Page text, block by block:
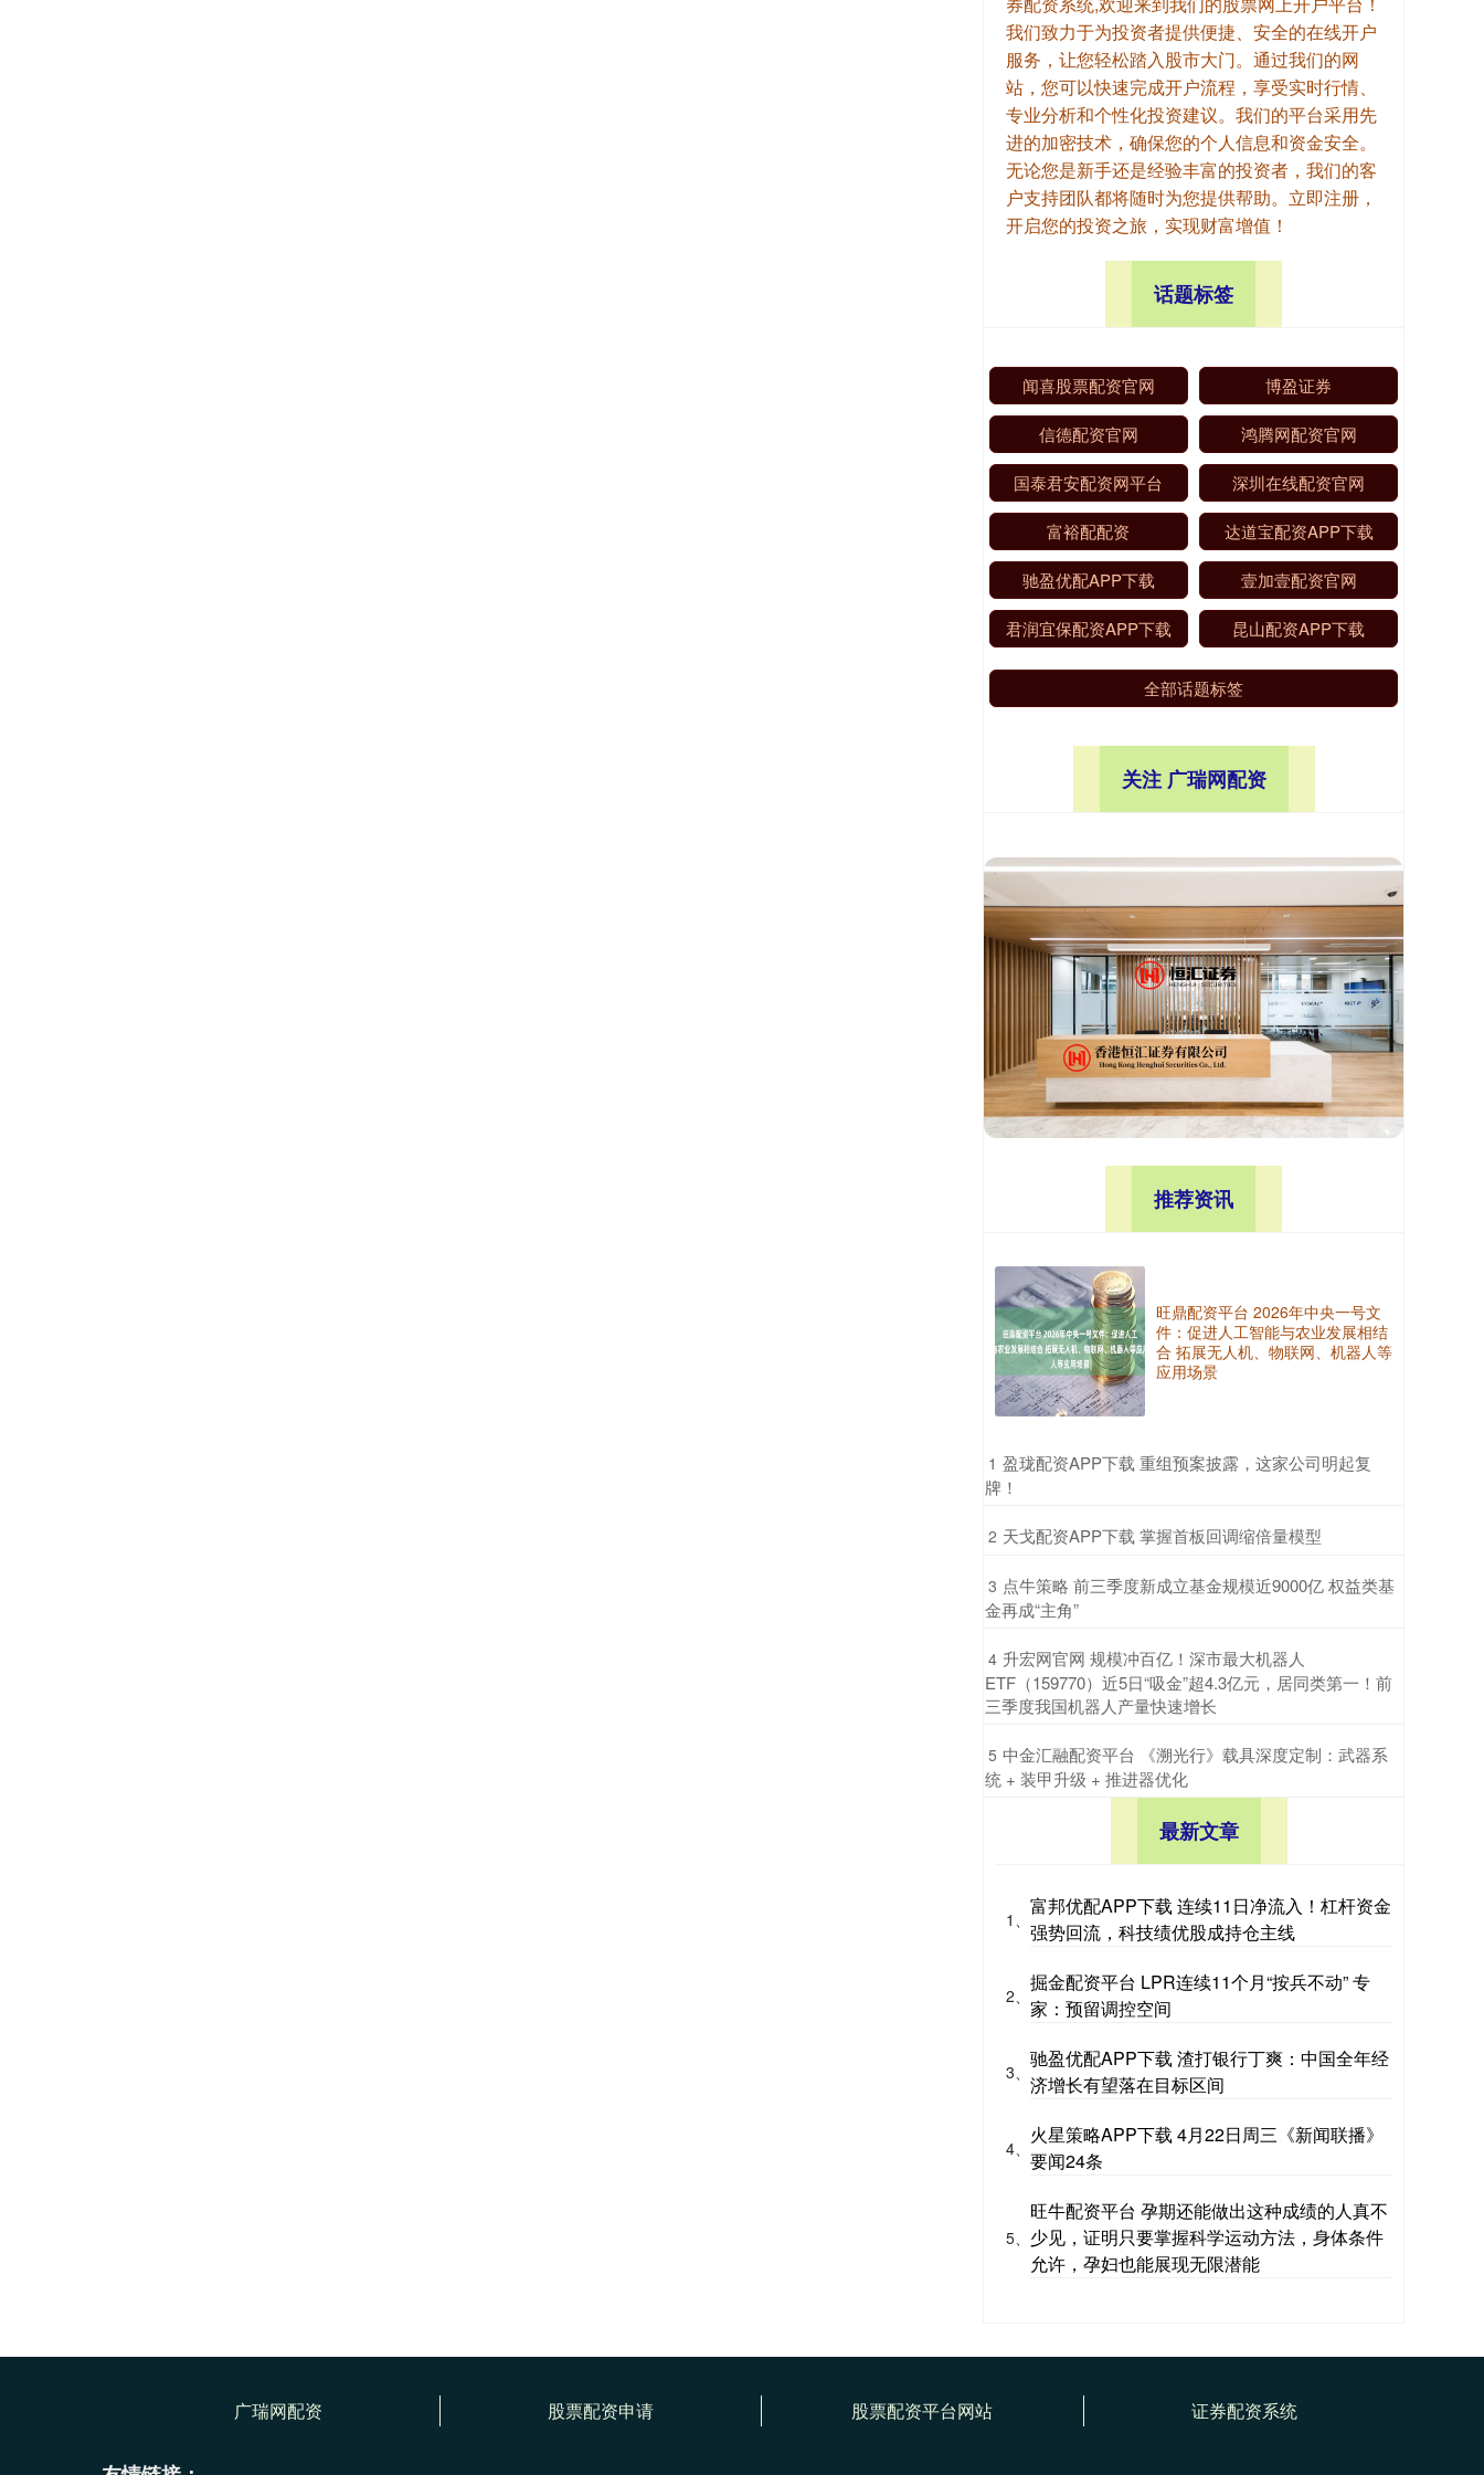
我们致力于为投资者提供便捷、安全的在线开户
服务，让您轻松踏入股市大门。通过我们的网
站，您可以快速完成开户流程，享受实时行情、
专业分析和个性化投资建议。我们的平台采用先
进的加密技术，确保您的个人信息和资金安全。
无论您是新手还是经验丰富的投资者，我们的客
户支持团队都将随时为您提供帮助。立即注册，
开启您的投资之旅，实现财富增值！
话题标签
闻喜股票配资官网 博盈证券
信德配资官网 鸿腾网配资官网
国泰君安配资网平台 深圳在线配资官网
富裕配配资 达道宝配资APP下载
驰盈优配APP下载 壹加壹配资官网
君润宜保配资APP下载 昆山配资APP下载
全部话题标签
关注 广瑞网配资
推荐资讯
旺鼎配资平台 2026年中央一号文
件：促进人工智能与农业发展相结
合 拓展无人机、物联网、机器人等
应用场景
1 ​盈珑配资APP下载 重组预案披露，这家公司明起复
牌！
2 ​天戈配资APP下载 掌握首板回调缩倍量模型
3 ​点牛策略 前三季度新成立基金规模近9000亿 权益类基
金再成“主角”
4 ​升宏网官网 规模冲百亿！深市最大机器人
ETF（159770）近5日“吸金”超4.3亿元，居同类第一！前
三季度我国机器人产量快速增长
5 ​中金汇融配资平台 《溯光行》载具深度定制：武器系
统 + 装甲升级 + 推进器优化
最新文章
1、
富邦优配APP下载 连续11日净流入！杠杆资金
强势回流，科技绩优股成持仓主线
2、
掘金配资平台 LPR连续11个月“按兵不动” 专
家：预留调控空间
3、
驰盈优配APP下载 渣打银行丁爽：中国全年经
济增长有望落在目标区间
4、
火星策略APP下载 4月22日周三《新闻联播》
要闻24条
5、
旺牛配资平台 孕期还能做出这种成绩的人真不
少见，证明只要掌握科学运动方法，身体条件
允许，孕妇也能展现无限潜能
广瑞网配资 股票配资申请 股票配资平台网站 证券配资系统